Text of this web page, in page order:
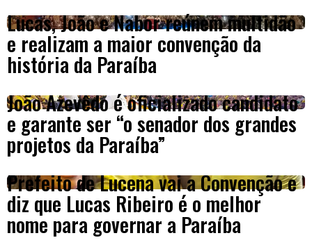
Lucas, João e Nabor reúnem multidão
e realizam a maior convenção da
história da Paraíba
João Azevêdo é oficializado candidato
e garante ser “o senador dos grandes
projetos da Paraíba”
Prefeito de Lucena vai a Convenção e
diz que Lucas Ribeiro é o melhor
nome para governar a Paraíba